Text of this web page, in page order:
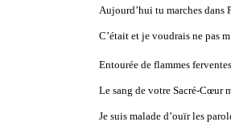
Aujourd’hui tu marches dans
C’était et je voudrais ne pas
Entourée de flammes
Le sang de votre Sacré-Cœur
Je suis malade d’ouïr les